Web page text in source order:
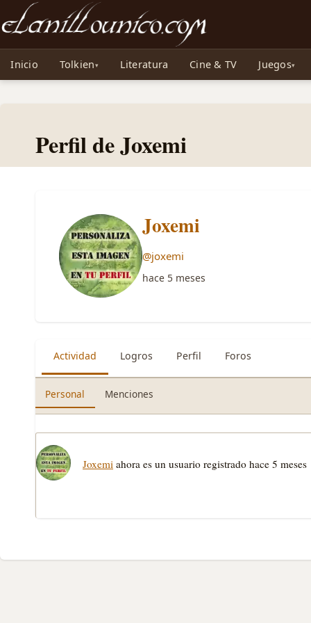
Noticias sobre Tolkien: El Señor de los Anillos, Los Anillos de Poder, La Caza de
Inicio Tolkien Literatura Cine & TV Juegos
Perfil de Joxemi
Joxemi
@joxemi
hace 5 meses
Actividad Logros Perfil Foros
Personal Menciones
Joxemi ahora es un usuario registrado hace 5 meses